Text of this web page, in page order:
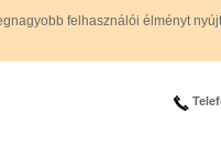
felhasználói élményt